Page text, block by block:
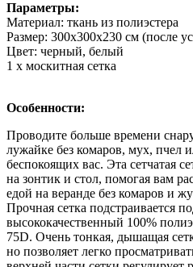
Параметры:
Материал: ткань из полиэстера
Размер: 300x300x230 см (после
Цвет: черный, белый
1 х москитная сетка
Особенности:
Проводите больше времени
лужайке без комаров, мух, пчел
беспокоящих вас. Эта сетчатая
на зонтик и стол, помогая вам
едой на веранде без комаров и
Прочная сетка подстраивается
высококачественный 100%
75D. Очень тонкая, дышащая
но позволяет легко